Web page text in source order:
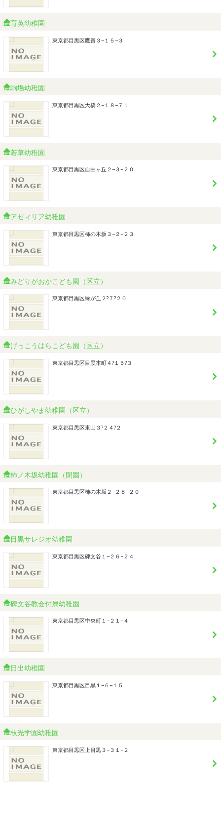
育英幼稚園
東京都目黒区鷹番３−１５−３
駒場幼稚園
東京都目黒区大橋２−１８−７１
若草幼稚園
東京都目黒区自由ヶ丘２−３−２０
アゼィリア幼稚園
東京都目黒区柿の木坂３−２−２３
みどりがおかこども園（区立）
東京都目黒区緑が丘２?７?２０
げっこうはらこども園（区立）
東京都目黒区目黒本町４?１５?３
ひがしやま幼稚園（区立）
東京都目黒区東山３?２４?２
柿ノ木坂幼稚園（閉園）
東京都目黒区柿の木坂２−２８−２０
目黒サレジオ幼稚園
東京都目黒区碑文谷１−２６−２４
碑文谷教会付属幼稚園
東京都目黒区中央町１−２１−４
日出幼稚園
東京都目黒区目黒１−６−１５
枝光学園幼稚園
東京都目黒区上目黒３−３１−２